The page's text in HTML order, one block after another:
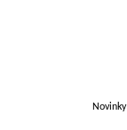
Novinky